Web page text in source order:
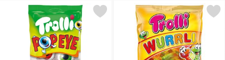
Markér trolli Pop Eye 4-pak som favoritMarkér trolli Wurrli